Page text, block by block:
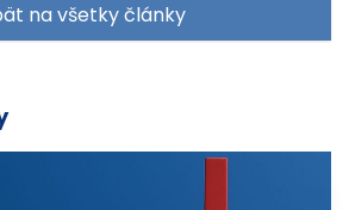
na všetky články